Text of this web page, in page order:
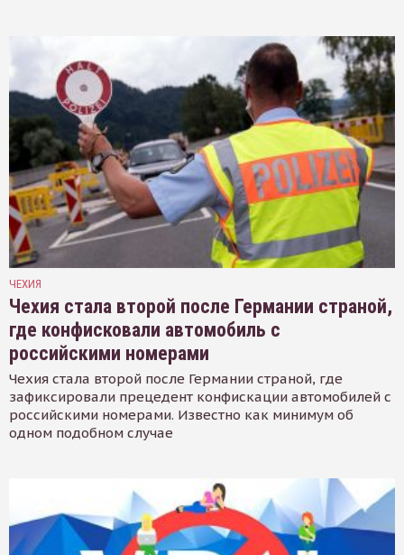
ЧЕХИЯ
Чехия стала второй после Германии страной,
где конфисковали автомобиль с
российскими номерами
Чехия стала второй после Германии страной, где
зафиксировали прецедент конфискации автомобилей с
российскими номерами. Известно как минимум об
одном подобном случае